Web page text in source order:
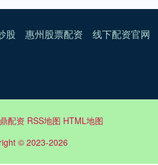
股 惠州股票配资 线下配资官网
配资 RSS地图 HTML地图
© 2023-2026